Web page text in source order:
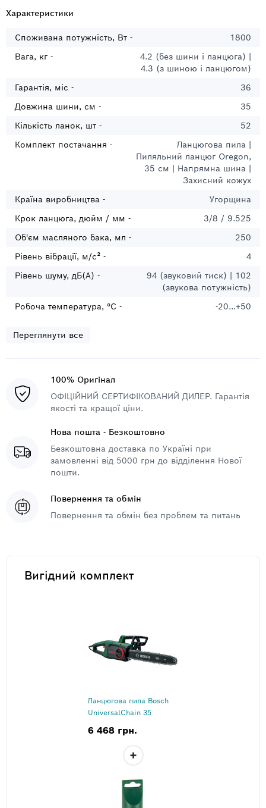
Характеристики
Cпоживана потужність, Вт -
1800
Вага, кг -
4.2 (без шини і ланцюга) |
4.3 (з шиною і ланцюгом)
Гарантія, міс -
36
Довжина шини, см -
35
Кількість ланок, шт -
52
Комплект постачання -
Ланцюгова пила |
Пиляльний ланцюг Oregon,
35 см | Напрямна шина |
Захисний кожух
Країна виробництва -
Угорщина
Крок ланцюга, дюйм / мм -
3/8 / 9.525
Об'єм масляного бака, мл -
250
Рівень вібрації, м/с² -
4
Рівень шуму, дБ(А) -
94 (звуковий тиск) | 102
(звукова потужність)
Робоча температура, °C -
-20...+50
Переглянути все
100% Оригінал
ОФІЦІЙНИЙ СЕРТИФІКОВАНИЙ ДИЛЕР. Гарантія
якості та кращої ціни.
Нова пошта - Безкоштовно
Безкоштовна доставка по Україні при
замовленні від 5000 грн до відділення Нової
пошти.
Повернення та обмін
Повернення та обмін без проблем та питань
Вигідний комплект
Ланцюгова пила Bosch
UniversalChain 35
6 468 грн.